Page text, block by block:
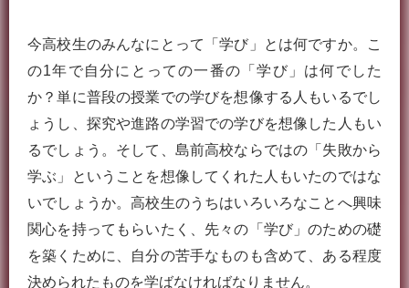
今高校生のみんなにとって「学び」とは何ですか。こ
の1年で自分にとっての一番の「学び」は何でした
か？単に普段の授業での学びを想像する人もいるでし
ょうし、探究や進路の学習での学びを想像した人もい
るでしょう。そして、島前高校ならではの「失敗から
学ぶ」ということを想像してくれた人もいたのではな
いでしょうか。高校生のうちはいろいろなことへ興味
関心を持ってもらいたく、先々の「学び」のための礎
を築くために、自分の苦手なものも含めて、ある程度
決められたものを学ばなければなりません。